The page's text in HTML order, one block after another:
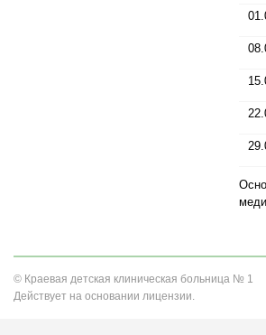
© Краевая детская клиническая больница № 1
Действует на основании лицензии.